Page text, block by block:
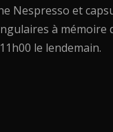
Nespresso et
à mémoire
le lendemain.